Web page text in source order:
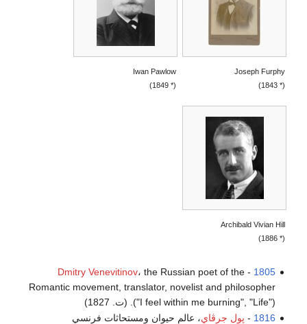
Joseph Furphy
(* 1843)
Iwan Pawlow
(* 1849)
Archibald Vivian Hill
(* 1886)
1805
-
Dmitry Venevitinov، the Russian poet of the
Romantic movement, translator, novelist and philosopher
("I feel within me burning", "Life"). (ت. 1827)
1816
- پول جرڤاي، عالم حيوان ومستحاثات فرنسي